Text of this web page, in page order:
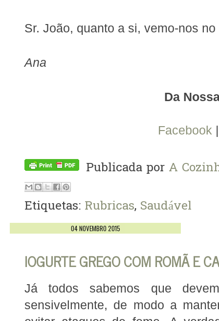
Sr. João, quanto a si, vemo-nos
Ana
Da
Facebook
Publicada por A
Etiquetas: Rubricas, Saudável
04 NOVEMBRO 2015
IOGURTE GREGO COM ROMÃ E
Já todos sabemos que
sensivelmente, de modo a